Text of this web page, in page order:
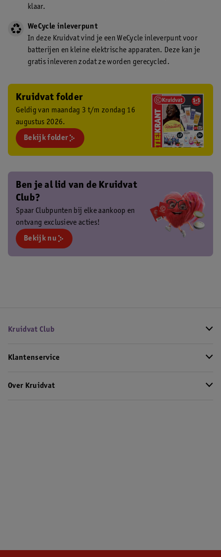
klaar.
WeCycle inleverpunt
In deze Kruidvat vind je een WeCycle inleverpunt voor
batterijen en kleine elektrische apparaten. Deze kan je
gratis inleveren zodat ze worden gerecycled.
Kruidvat folder
Geldig van maandag 3 t/m zondag 16
augustus 2026.
Bekijk folder
Ben je al lid van de Kruidvat
Club?
Spaar Clubpunten bij elke aankoop en
ontvang exclusieve acties!
Bekijk nu
Kruidvat Club
Klantenservice
Over Kruidvat